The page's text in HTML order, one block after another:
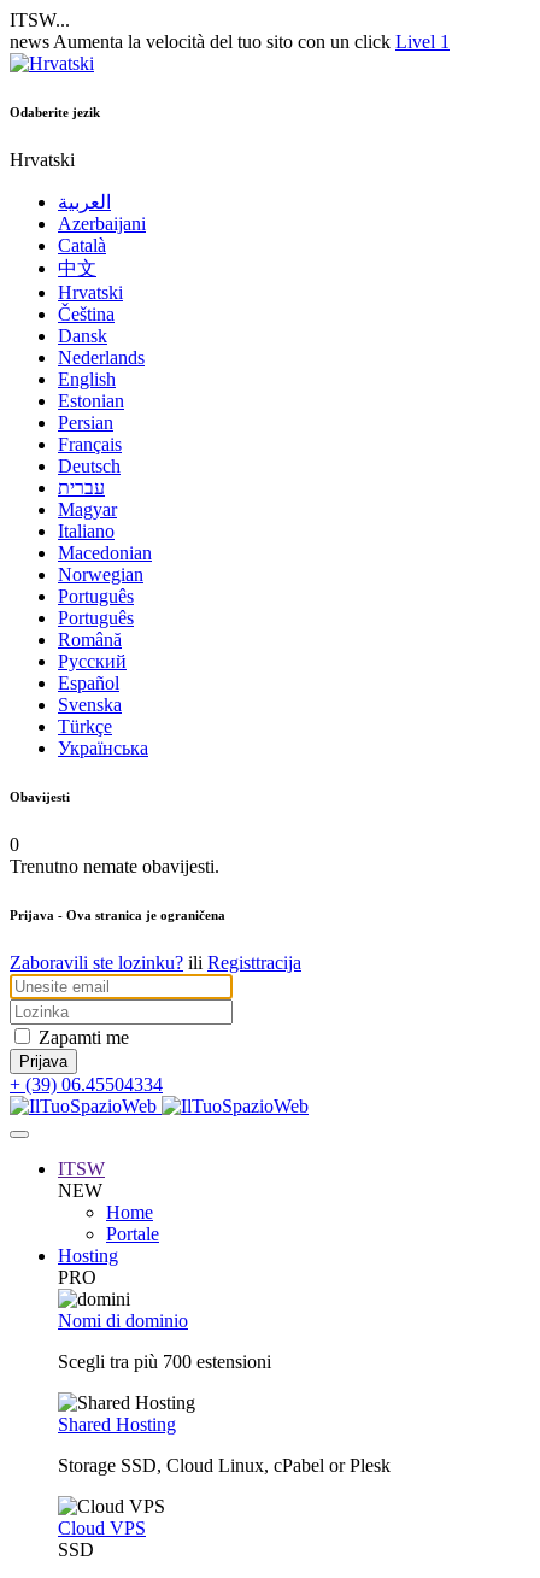
ITSW...
news Aumenta la velocità del tuo sito con un click Livel 1
Odaberite jezik
Hrvatski
العربية
Azerbaijani
Català
中文
Hrvatski
Čeština
Dansk
Nederlands
English
Estonian
Persian
Français
Deutsch
עברית
Magyar
Italiano
Macedonian
Norwegian
Português
Português
Română
Русский
Español
Svenska
Türkçe
Українська
Obavijesti
0
Trenutno nemate obavijesti.
Prijava - Ova stranica je ograničena
Zaboravili ste lozinku? ili Registtracija
Zapamti me
+ (39) 06.45504334
ITSW
NEW
Home
Portale
Hosting
PRO
Nomi di dominio
Scegli tra più 700 estensioni
Shared Hosting
Storage SSD, Cloud Linux, cPabel or Plesk
Cloud VPS
SSD